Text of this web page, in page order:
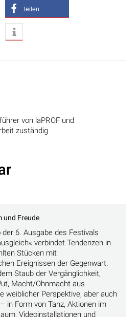
teilen
von laPROF und
zuständig
und Freude
6. Ausgabe des Festivals
verbindet Tendenzen in
Stücken mit
Ereignissen der Gegenwart.
Staub der Vergänglichkeit,
Macht/Ohnmacht aus
weiblicher Perspektive, aber auch
in Form von Tanz, Aktionen im
Videoinstallationen und